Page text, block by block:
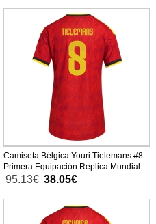
Camiseta Bélgica Youri Tielemans #8
Primera Equipación Replica Mundial
2026 para mujer mangas cortas
95.13€ 38.05€